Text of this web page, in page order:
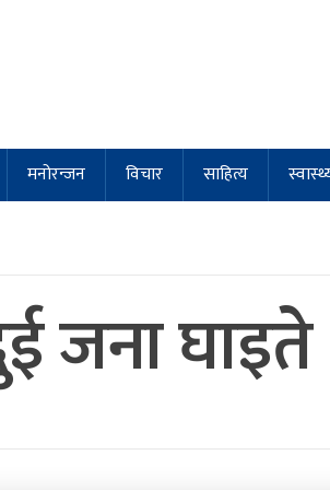
मनोरन्जन विचार साहित्य
जना घाइते